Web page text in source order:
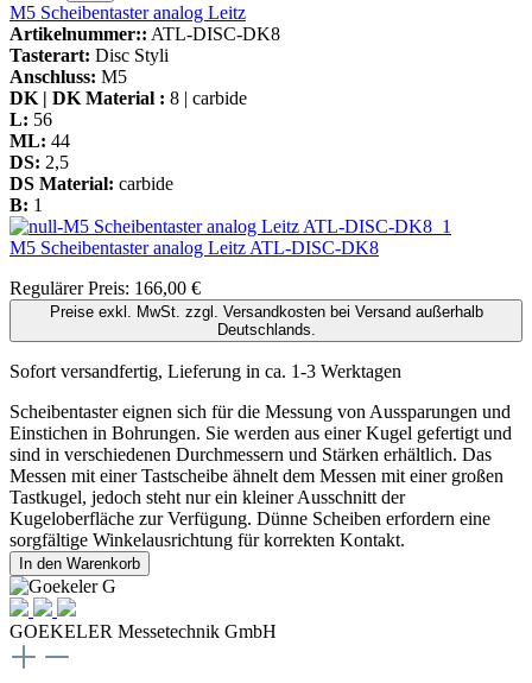
M5 Scheibentaster analog Leitz
Artikelnummer:: ATL-DISC-DK8
Tasterart: Disc Styli
Anschluss: M5
DK | DK Material : 8 | carbide
L: 56
ML: 44
DS: 2,5
DS Material: carbide
B: 1
M5 Scheibentaster analog Leitz ATL-DISC-DK8
Regulärer Preis: 166,00 €
Preise exkl. MwSt. zzgl. Versandkosten bei Versand außerhalb
Deutschlands.
Sofort versandfertig, Lieferung in ca. 1-3 Werktagen
Scheibentaster eignen sich für die Messung von Aussparungen und
Einstichen in Bohrungen. Sie werden aus einer Kugel gefertigt und
sind in verschiedenen Durchmessern und Stärken erhältlich. Das
Messen mit einer Tastscheibe ähnelt dem Messen mit einer großen
Tastkugel, jedoch steht nur ein kleiner Ausschnitt der
Kugeloberfläche zur Verfügung. Dünne Scheiben erfordern eine
sorgfältige Winkelausrichtung für korrekten Kontakt.
In den Warenkorb
GOEKELER Messetechnik GmbH